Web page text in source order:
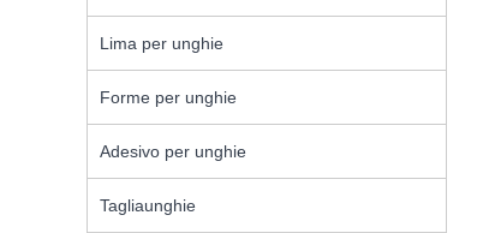
Lima per unghie
Forme per unghie
Adesivo per unghie
Tagliaunghie